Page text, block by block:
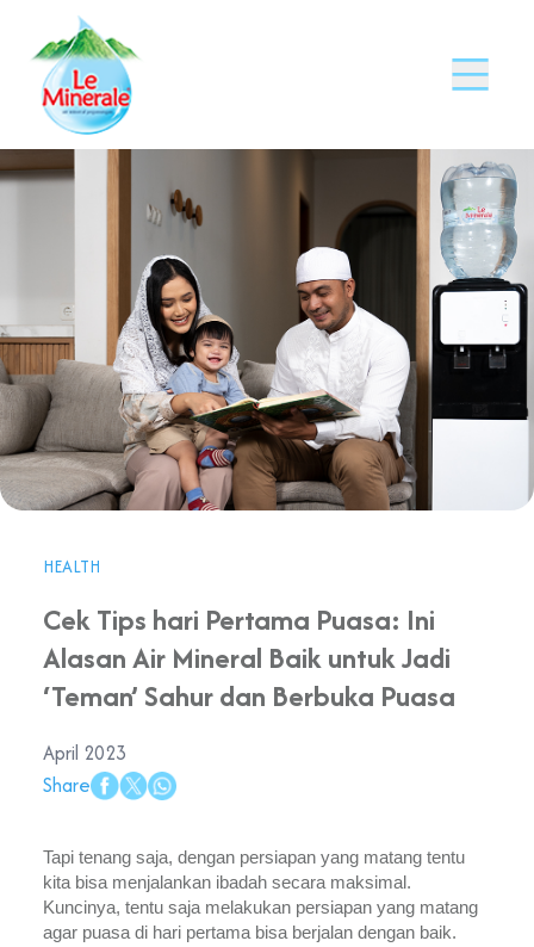
HEALTH
Cek Tips hari Pertama Puasa: Ini
Alasan Air Mineral Baik untuk Jadi
‘Teman’ Sahur dan Berbuka Puasa
April 2023
Share
Tapi tenang saja, dengan persiapan yang matang tentu
kita bisa menjalankan ibadah secara maksimal.
Kuncinya, tentu saja melakukan persiapan yang matang
agar puasa di hari pertama bisa berjalan dengan baik.